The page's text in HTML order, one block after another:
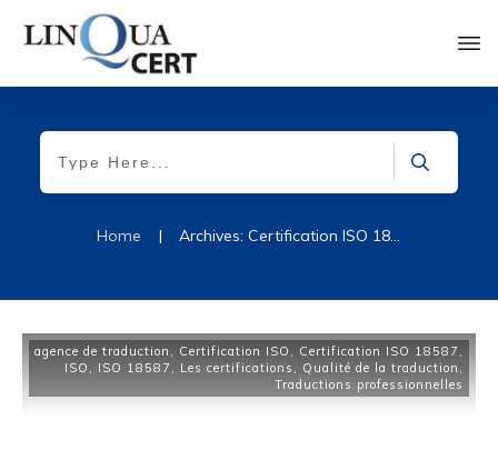
Home | Archives: Certification ISO 18587
agence de traduction , Certification ISO , Certification ISO 18587 ,
ISO , ISO 18587 , Les certifications , Qualité de la traduction ,
Traductions professionnelles